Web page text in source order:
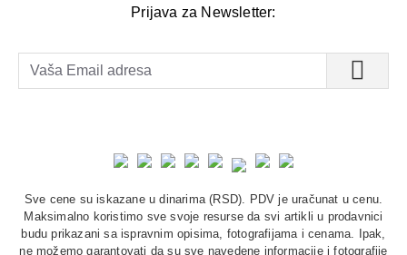
Prijava za Newsletter:
Sve cene su iskazane u dinarima (RSD). PDV je uračunat u cenu.
Maksimalno koristimo sve svoje resurse da svi artikli u prodavnici
budu prikazani sa ispravnim opisima, fotografijama i cenama. Ipak,
ne možemo garantovati da su sve navedene informacije i fotografije